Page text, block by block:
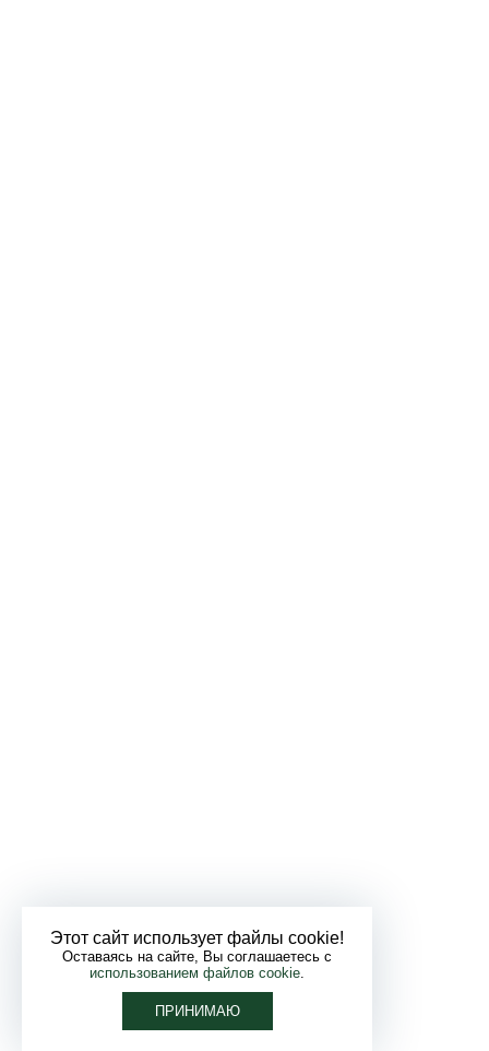
Этот сайт использует файлы cookie!
Оставаясь на сайте, Вы соглашаетесь с
использованием файлов cookie.
ПРИНИМАЮ